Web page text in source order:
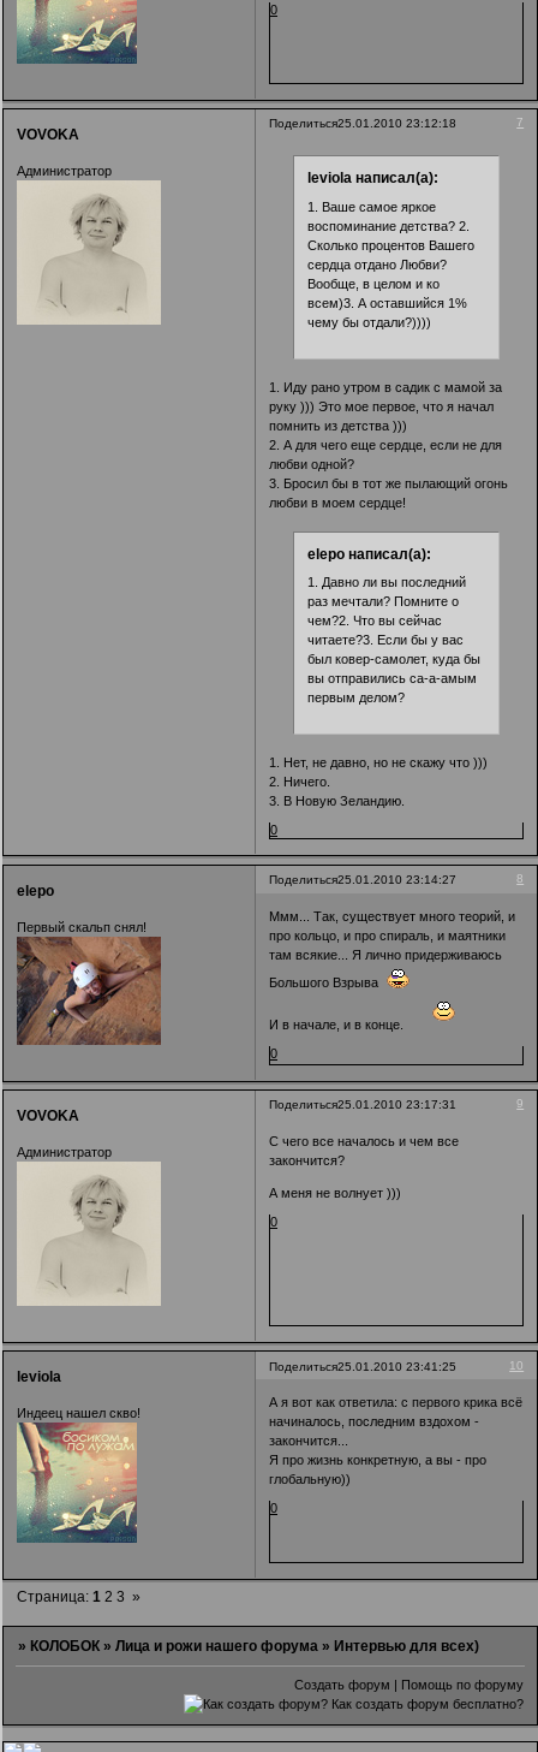
0
Поделиться 7
25.01.2010 23:12:18
VOVOKA
Администратор leviola написал(а):
1. Ваше самое яркое
воспоминание детства? 2.
Сколько процентов Вашего
сердца отдано Любви?
Вообще, в целом и ко
всем)3. А оставшийся 1%
чему бы отдали?))))
1. Иду рано утром в садик с мамой за
руку ))) Это мое первое, что я начал
помнить из детства )))
2. А для чего еще сердце, если не для
любви одной?
3. Бросил бы в тот же пылающий огонь
любви в моем сердце!
elepo написал(а):
1. Давно ли вы последний
раз мечтали? Помните о
чем?2. Что вы сейчас
читаете?3. Если бы у вас
был ковер-самолет, куда бы
вы отправились са-а-амым
первым делом?
1. Нет, не давно, но не скажу что )))
2. Ничего.
3. В Новую Зеландию.
0
Поделиться 8
25.01.2010 23:14:27
elepo
Первый скальп снял!
Ммм... Так, существует много теорий, и
про кольцо, и про спираль, и маятники
там всякие... Я лично придерживаюсь
Большого Взрыва
И в начале, и в конце.
0
Поделиться 9
25.01.2010 23:17:31
VOVOKA
Администратор
С чего все началось и чем все
закончится?
А меня не волнует )))
0
Поделиться 10
25.01.2010 23:41:25
leviola
Индеец нашел скво!
А я вот как ответила: с первого крика всё
начиналось, последним вздохом -
закончится...
Я про жизнь конкретную, а вы - про
глобальную))
0
Страница:1 2 3 »
» КОЛОБОК »Лица и рожи нашего форума » Интервью для всех)
Создать форум | Помощь по форуму